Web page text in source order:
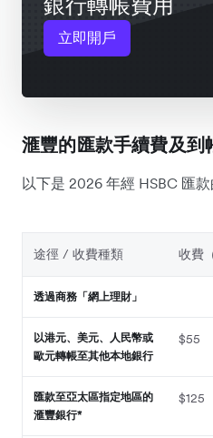
立即開戶
滙豐的匯款手續費及到
以下是 2026 年經 HSBC 匯款
途徑 / 收費種類 收費
透過商務「網上理財」
以港元、美元、人民幣或
歐元轉帳至其他本地銀行
$55
匯款至亞太區指定地區的
滙豐銀行*
$125